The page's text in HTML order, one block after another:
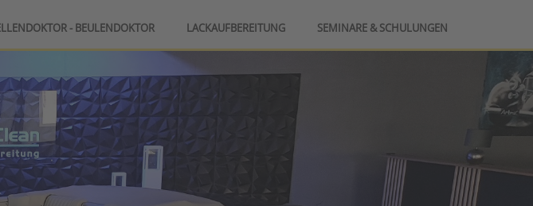
- BEULENDOKTOR LACKAUFBEREITUNG SEMINARE & SCHULUNGEN